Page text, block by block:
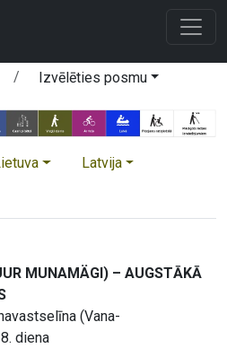
Izvēlēties posmu
Latvija
MUNAMÄGI) – AUGSTĀKĀ
(Vana-
diena